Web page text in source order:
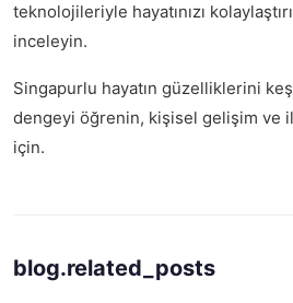
teknolojileriyle hayatınızı
inceleyin.
Singapurlu hayatın güzelliklerini
dengeyi öğrenin, kişisel gelişim ve
için.
blog.related_posts